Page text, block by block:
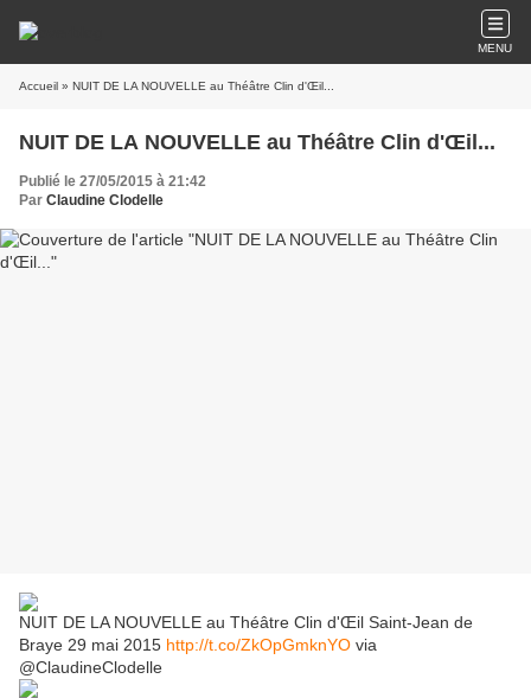
MENU
Accueil » NUIT DE LA NOUVELLE au Théâtre Clin d'Œil...
NUIT DE LA NOUVELLE au Théâtre Clin d'Œil...
Publié le 27/05/2015 à 21:42
Par Claudine Clodelle
NUIT DE LA NOUVELLE au Théâtre Clin d'Œil Saint-Jean de
Braye 29 mai 2015 http://t.co/ZkOpGmknYO via
@ClaudineClodelle